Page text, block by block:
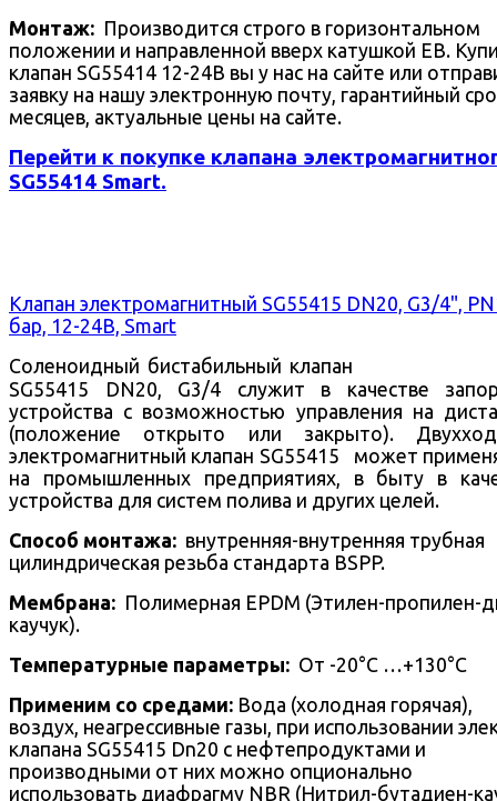
Монтаж: Производится строго в горизонтальном
положении и направленной вверх катушкой EB.
клапан SG55414 12-24В вы у нас на сайте или
заявку на нашу электронную почту, гарантийный
месяцев, актуальные цены на сайте.
Перейти к покупке клапана
SG55414 Smart.
Клапан электромагнитный SG55415 DN20, G3/4",
бар, 12-24В, Smart
Соленоидный бистабильный клапан
SG55415 DN20, G3/4 служит в качестве
устройства с возможностью управления на
(положение открыто или закрыто).
электромагнитный клапан SG55415 может
на промышленных предприятиях, в быту в
устройства для систем полива и других целей.
Способ монтажа: внутренняя-внутренняя трубная
цилиндрическая резьба стандарта BSPP.
Mембрана: Полимерная EPDM (Этилен-пропилен-
каучук).
Температурные параметры: От -20°С …+130°С
Применим со средами: Вода (холодная горячая),
воздух, неагрессивные газы, при использовании
клапана SG55415 Dn20 с нефтепродуктами и
производными от них можно опционально
использовать диафрагму NBR (Нитрил-бутадиен-